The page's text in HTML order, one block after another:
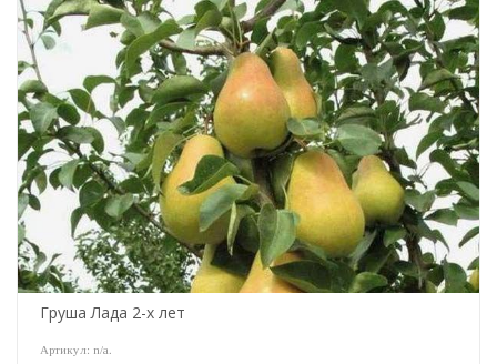
Груша Лада 2-х лет
Артикул: n/a